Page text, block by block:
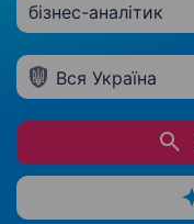
бізнес-аналітик
Вся Україна